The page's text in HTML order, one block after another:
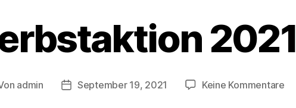
2021
admin September 19, 2021 Keine Kommentare